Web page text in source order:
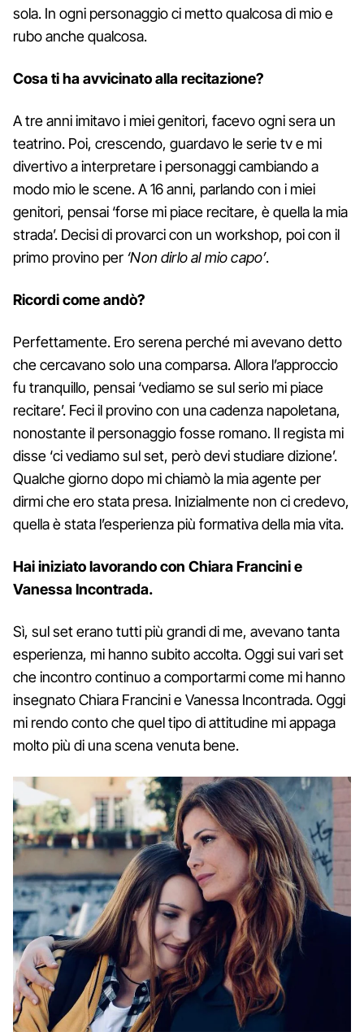
sola. In ogni personaggio ci metto qualcosa di mio e
rubo anche qualcosa.
Cosa ti ha avvicinato alla recitazione?
A tre anni imitavo i miei genitori, facevo ogni sera un
teatrino. Poi, crescendo, guardavo le serie tv e mi
divertivo a interpretare i personaggi cambiando a
modo mio le scene. A 16 anni, parlando con i miei
genitori, pensai ‘forse mi piace recitare, è quella la mia
strada’. Decisi di provarci con un workshop, poi con il
primo provino per ‘Non dirlo al mio capo’.
Ricordi come andò?
Perfettamente. Ero serena perché mi avevano detto
che cercavano solo una comparsa. Allora l’approccio
fu tranquillo, pensai ‘vediamo se sul serio mi piace
recitare’. Feci il provino con una cadenza napoletana,
nonostante il personaggio fosse romano. Il regista mi
disse ‘ci vediamo sul set, però devi studiare dizione’.
Qualche giorno dopo mi chiamò la mia agente per
dirmi che ero stata presa. Inizialmente non ci credevo,
quella è stata l’esperienza più formativa della mia vita.
Hai iniziato lavorando con Chiara Francini e
Vanessa Incontrada.
Sì, sul set erano tutti più grandi di me, avevano tanta
esperienza, mi hanno subito accolta. Oggi sui vari set
che incontro continuo a comportarmi come mi hanno
insegnato Chiara Francini e Vanessa Incontrada. Oggi
mi rendo conto che quel tipo di attitudine mi appaga
molto più di una scena venuta bene.